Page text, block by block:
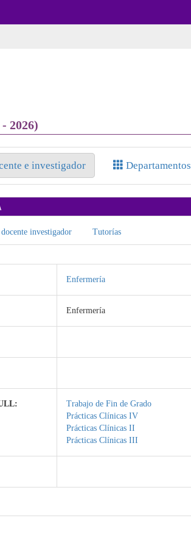
2026)
e investigador Departamentos
investigador Tutorías
Enfermería
Enfermería
Trabajo de Fin de Grado
Prácticas Clínicas IV
Prácticas Clínicas II
Prácticas Clínicas III